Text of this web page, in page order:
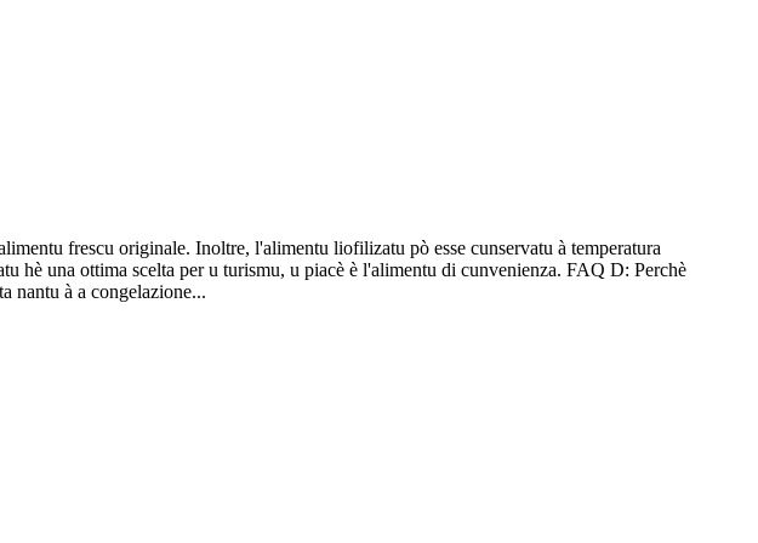
frescu originale. Inoltre, l'alimentu liofilizatu pò esse cunservatu à temperatura
hè una ottima scelta per u turismu, u piacè è l'alimentu di cunvenienza. FAQ D: Perchè
nantu à a congelazione...